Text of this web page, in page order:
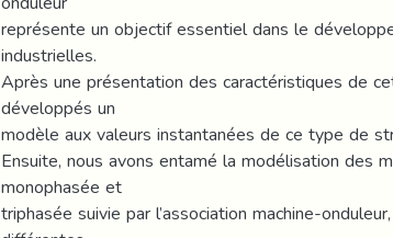
représente un objectif essentiel dans le
industrielles.
Après une présentation des caractéristiques de
développés un
modèle aux valeurs instantanées de ce type de
Ensuite, nous avons entamé la modélisation des
monophasée et
triphasée suivie par l’association machine-